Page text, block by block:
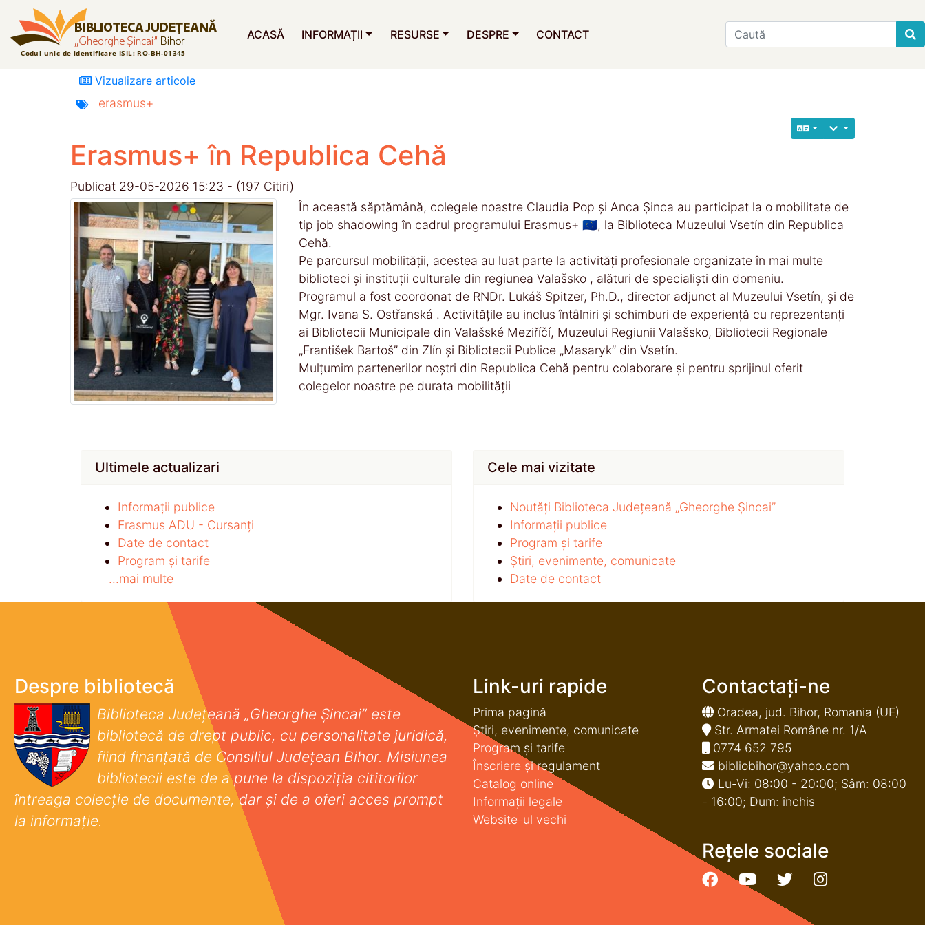
ACASĂ INFORMAȚII RESURSE DESPRE CONTACT
Find
Vizualizare articole
erasmus+
Erasmus+ în Republica Cehă
Publicat 29-05-2026 15:23 - (197 Citiri)
În această săptămână, colegele noastre Claudia Pop și Anca Șinca au participat la o mobilitate de
tip job shadowing în cadrul programului Erasmus+ 🇪🇺, la Biblioteca Muzeului Vsetín din Republica
Cehă.
Pe parcursul mobilității, acestea au luat parte la activități profesionale organizate în mai multe
biblioteci și instituții culturale din regiunea Valašsko , alături de specialiști din domeniu.
Programul a fost coordonat de RNDr. Lukáš Spitzer, Ph.D., director adjunct al Muzeului Vsetín, și de
Mgr. Ivana S. Ostřanská . Activitățile au inclus întâlniri și schimburi de experiență cu reprezentanți
ai Bibliotecii Municipale din Valašské Meziříčí, Muzeului Regiunii Valašsko, Bibliotecii Regionale
„František Bartoš” din Zlín și Bibliotecii Publice „Masaryk” din Vsetín.
Mulțumim partenerilor noștri din Republica Cehă pentru colaborare și pentru sprijinul oferit
colegelor noastre pe durata mobilității
Ultimele actualizari
Informații publice
Erasmus ADU - Cursanți
Date de contact
Program și tarife
...mai multe
Cele mai vizitate
Noutăți Biblioteca Județeană „Gheorghe Șincai”
Informații publice
Program și tarife
Știri, evenimente, comunicate
Date de contact
Despre bibliotecă
Biblioteca Județeană „Gheorghe Șincai” este
bibliotecă de drept public, cu personalitate juridică,
fiind finanţată de Consiliul Judeţean Bihor. Misiunea
bibliotecii este de a pune la dispoziţia cititorilor
întreaga colecţie de documente, dar şi de a oferi acces prompt
la informaţie.
Link-uri rapide
Prima pagină
Știri, evenimente, comunicate
Program și tarife
Înscriere și regulament
Catalog online
Informații legale
Website-ul vechi
Contactați-ne
Oradea, jud. Bihor, Romania (UE)
Str. Armatei Române nr. 1/A
0774 652 795
bibliobihor@yahoo.com
Lu-Vi: 08:00 - 20:00; Sâm: 08:00
- 16:00; Dum: închis
Rețele sociale